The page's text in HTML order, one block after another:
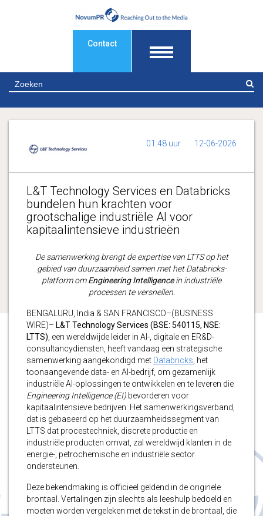
Contact
01:48 uur 12-06-2026
L&T Technology Services en Databricks
bundelen hun krachten voor
grootschalige industriële AI voor
kapitaalintensieve industrieën
De samenwerking brengt de expertise van LTTS op het
gebied van duurzaamheid samen met het Databricks-
platform omEngineering Intelligencein industriële
processen te versnellen.
BENGALURU, India & SAN FRANCISCO–(BUSINESS
WIRE)– L&T Technology Services (BSE: 540115, NSE:
LTTS) , een wereldwijde leider in AI-, digitale en ER&D-
consultancydiensten, heeft vandaag een strategische
samenwerking aangekondigd met Databricks , het
toonaangevende data- en AI-bedrijf, om gezamenlijk
industriële AI-oplossingen te ontwikkelen en te leveren die
Engineering Intelligence (EI) bevorderen voor
kapitaalintensieve bedrijven. Het samenwerkingsverband,
dat is gebaseerd op het duurzaamheidssegment van
LTTS dat procestechniek, discrete productie en
industriële producten omvat, zal wereldwijd klanten in de
energie-, petrochemische en industriële sector
ondersteunen.
Deze bekendmaking is officieel geldend in de originele
brontaal. Vertalingen zijn slechts als leeshulp bedoeld en
moeten worden vergeleken met de tekst in de brontaal, die